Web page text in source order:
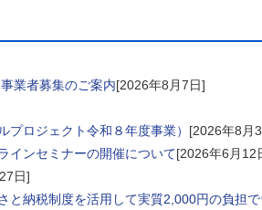
業者募集のご案内[2026年8月7日]
ロジェクト令和８年度事業） [2026年8月
インセミナーの開催について[2026年6月12
日]
納税制度を活用して実質2,000円の負担